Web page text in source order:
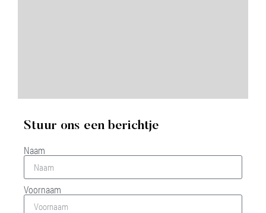
Stuur ons een berichtje
Naam
Voornaam